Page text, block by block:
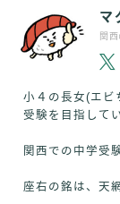
マ
関
小４の長女(エビ
受験を目指して
関西での中学受
座右の銘は、天